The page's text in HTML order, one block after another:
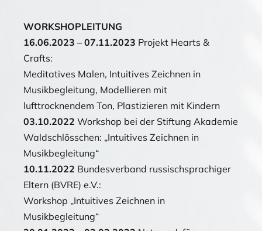
WORKSHOPLEITUNG
16.06.2023 – 07.11.2023 Projekt Hearts &
Crafts:
Meditatives Malen, Intuitives Zeichnen in
Musikbegleitung, Modellieren mit
lufttrocknendem Ton, Plastizieren mit Kindern
03.10.2022 Workshop bei der Stiftung Akademie
Waldschlösschen: „Intuitives Zeichnen in
Musikbegleitung“
10.11.2022 Bundesverband russischsprachiger
Eltern (BVRE) e.V.:
Workshop „Intuitives Zeichnen in
Musikbegleitung“